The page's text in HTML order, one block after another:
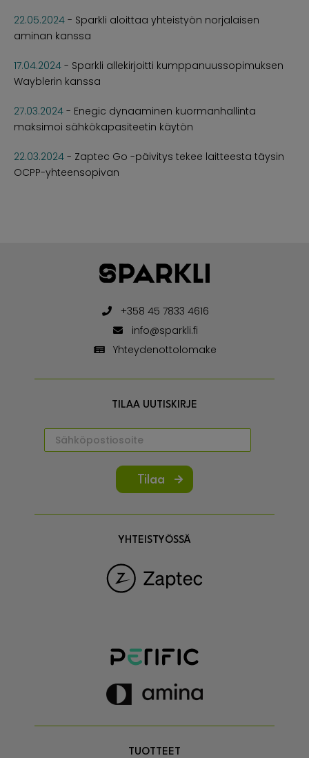
22.05.2024 - Sparkli aloittaa yhteistyön norjalaisen
aminan kanssa
17.04.2024 - Sparkli allekirjoitti kumppanuussopimuksen
Wayblerin kanssa
27.03.2024 - Enegic dynaaminen kuormanhallinta
maksimoi sähkökapasiteetin käytön
22.03.2024 - Zaptec Go -päivitys tekee laitteesta täysin
OCPP-yhteensopivan
+358 45 7833 4616
info@sparkli.fi
Yhteydenottolomake
TILAA UUTISKIRJE
Tilaa
YHTEISTYÖSSÄ
TUOTTEET